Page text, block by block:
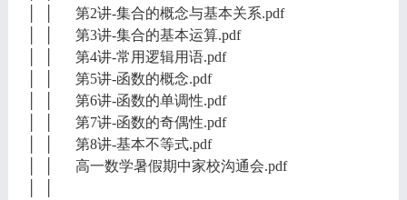
│ │ 第2讲-集合的概念与基本关系.pdf
│ │ 第3讲-集合的基本运算.pdf
│ │ 第4讲-常用逻辑用语.pdf
│ │ 第5讲-函数的概念.pdf
│ │ 第6讲-函数的单调性.pdf
│ │ 第7讲-函数的奇偶性.pdf
│ │ 第8讲-基本不等式.pdf
│ │ 高一数学暑假期中家校沟通会.pdf